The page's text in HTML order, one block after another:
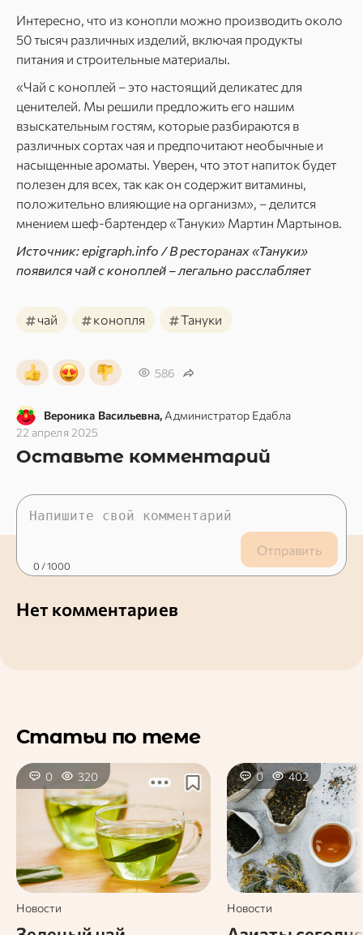
Интересно, что из конопли можно производить около
50 тысяч различных изделий, включая продукты
питания и строительные материалы.
«Чай с коноплей – это настоящий деликатес для
ценителей. Мы решили предложить его нашим
взыскательным гостям, которые разбираются в
различных сортах чая и предпочитают необычные и
насыщенные ароматы. Уверен, что этот напиток будет
полезен для всех, так как он содержит витамины,
положительно влияющие на организм», – делится
мнением шеф-бартендер «Тануки» Мартин Мартынов.
Источник: epigraph.info / В ресторанах «Тануки»
появился чай с коноплей – легально расслабляет
#чай #конопля #Тануки
586
Вероника Васильевна, Администратор Едабла
22 апреля 2025
Оставьте комментарий
Отправить
0 / 1000
Нет комментариев
Статьи по теме
0 320
Новости
0 402
Новости